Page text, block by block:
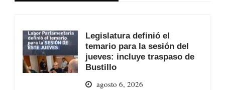
Legislatura definió el
temario para la sesión del
jueves: incluye traspaso de
Bustillo
agosto 6, 2026